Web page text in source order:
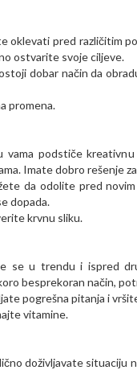
oklevati pred različitim
ostvarite svoje ciljeve.
dobar način da
promena.
vama podstiče
Imate dobro rešenje
da odolite pred
dopada.
krvnu sliku.
se u trendu i ispred
besprekoran način,
pogrešna pitanja i
vitamine.
doživljavate situaciju